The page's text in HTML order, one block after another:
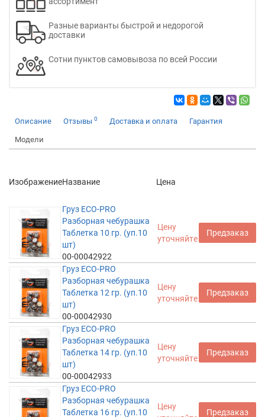
Разные варианты быстрой и недорогой
доставки
Сотни пунктов самовывоза по всей России
Описание Отзывы 0 Доставка и оплата Гарантия
Модели
ИзображениеНазвание Цена
Груз ECO-PRO
Разборная чебурашка
Таблетка 10 гр. (уп.10
шт)
00-00042922
Цену
уточняйте
Предзаказ
Груз ECO-PRO
Разборная чебурашка
Таблетка 12 гр. (уп.10
шт)
00-00042930
Цену
уточняйте
Предзаказ
Груз ECO-PRO
Разборная чебурашка
Таблетка 14 гр. (уп.10
шт)
00-00042933
Цену
уточняйте
Предзаказ
Груз ECO-PRO
Разборная чебурашка
Таблетка 16 гр. (уп.10
Цену
Предзаказ